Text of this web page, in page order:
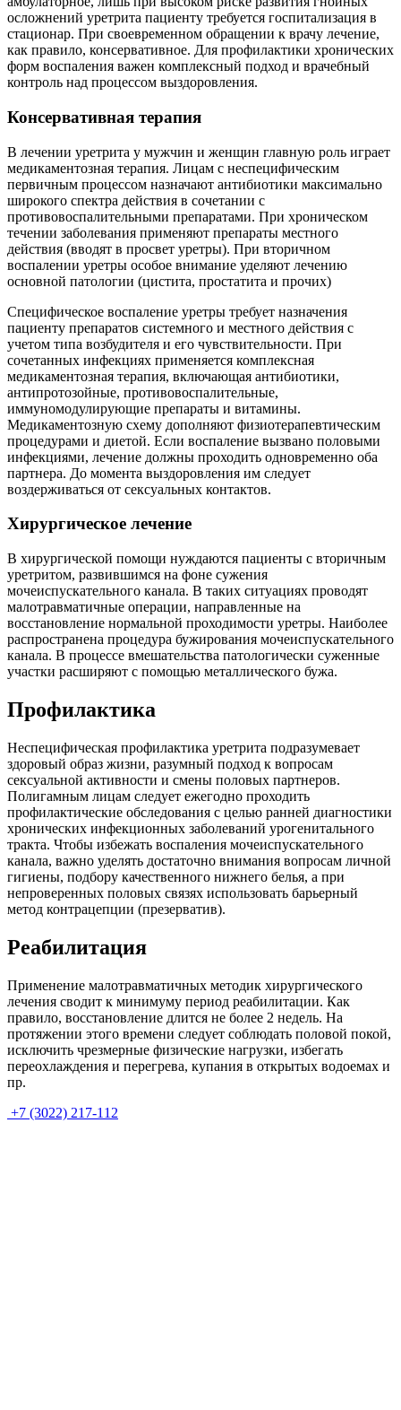
осложнений уретрита пациенту требуется госпитализация в
стационар. При своевременном обращении к врачу лечение,
как правило, консервативное. Для профилактики хронических
форм воспаления важен комплексный подход и врачебный
контроль над процессом выздоровления.
Консервативная терапия
В лечении уретрита у мужчин и женщин главную роль играет
медикаментозная терапия. Лицам с неспецифическим
первичным процессом назначают антибиотики максимально
широкого спектра действия в сочетании с
противовоспалительными препаратами. При хроническом
течении заболевания применяют препараты местного
действия (вводят в просвет уретры). При вторичном
воспалении уретры особое внимание уделяют лечению
основной патологии (цистита, простатита и прочих)
Специфическое воспаление уретры требует назначения
пациенту препаратов системного и местного действия с
учетом типа возбудителя и его чувствительности. При
сочетанных инфекциях применяется комплексная
медикаментозная терапия, включающая антибиотики,
антипротозойные, противовоспалительные,
иммуномодулирующие препараты и витамины.
Медикаментозную схему дополняют физиотерапевтическим
процедурами и диетой. Если воспаление вызвано половыми
инфекциями, лечение должны проходить одновременно оба
партнера. До момента выздоровления им следует
воздерживаться от сексуальных контактов.
Хирургическое лечение
В хирургической помощи нуждаются пациенты с вторичным
уретритом, развившимся на фоне сужения
мочеиспускательного канала. В таких ситуациях проводят
малотравматичные операции, направленные на
восстановление нормальной проходимости уретры. Наиболее
распространена процедура бужирования мочеиспускательного
канала. В процессе вмешательства патологически суженные
участки расширяют с помощью металлического бужа.
Профилактика
Неспецифическая профилактика уретрита подразумевает
здоровый образ жизни, разумный подход к вопросам
сексуальной активности и смены половых партнеров.
Полигамным лицам следует ежегодно проходить
профилактические обследования с целью ранней диагностики
хронических инфекционных заболеваний урогенитального
тракта. Чтобы избежать воспаления мочеиспускательного
канала, важно уделять достаточно внимания вопросам личной
гигиены, подбору качественного нижнего белья, а при
непроверенных половых связях использовать барьерный
метод контрацепции (презерватив).
Реабилитация
Применение малотравматичных методик хирургического
лечения сводит к минимуму период реабилитации. Как
правило, восстановление длится не более 2 недель. На
протяжении этого времени следует соблюдать половой покой,
исключить чрезмерные физические нагрузки, избегать
переохлаждения и перегрева, купания в открытых водоемах и
пр.
+7 (3022) 217-112